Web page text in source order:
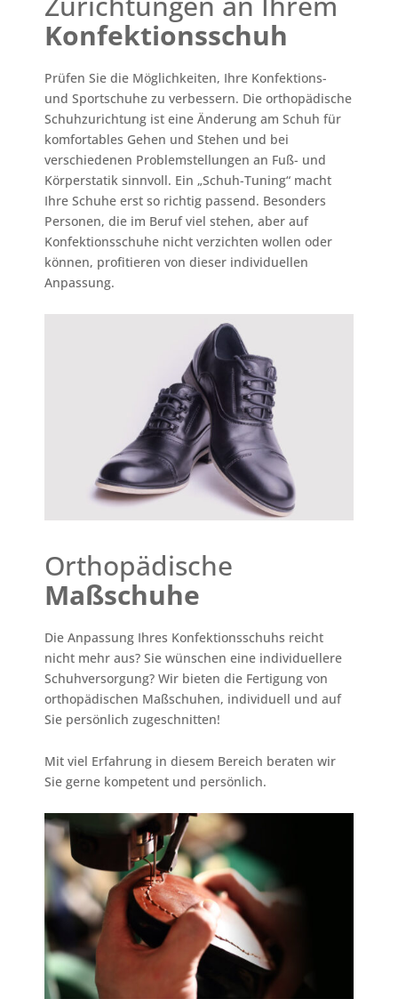
Konfektionsschuh
Prüfen Sie die Möglichkeiten, Ihre Konfektions-
und Sportschuhe zu verbessern. Die orthopädische
Schuhzurichtung ist eine Änderung am Schuh für
komfortables Gehen und Stehen und bei
verschiedenen Problemstellungen an Fuß- und
Körperstatik sinnvoll. Ein „Schuh-Tuning“ macht
Ihre Schuhe erst so richtig passend. Besonders
Personen, die im Beruf viel stehen, aber auf
Konfektionsschuhe nicht verzichten wollen oder
können, profitieren von dieser individuellen
Anpassung.
Orthopädische
Maßschuhe
Die Anpassung Ihres Konfektionsschuhs reicht
nicht mehr aus? Sie wünschen eine individuellere
Schuhversorgung? Wir bieten die Fertigung von
orthopädischen Maßschuhen, individuell und auf
Sie persönlich zugeschnitten!
Mit viel Erfahrung in diesem Bereich beraten wir
Sie gerne kompetent und persönlich.